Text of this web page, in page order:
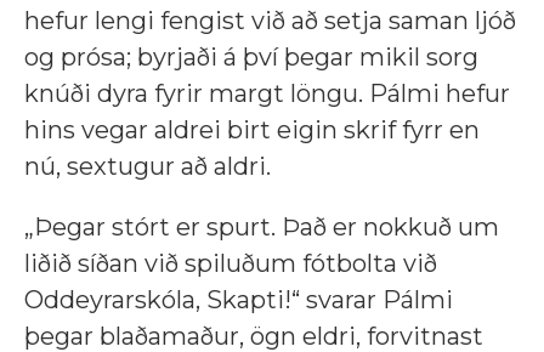
hefur lengi fengist við að setja saman ljóð
og prósa; byrjaði á því þegar mikil sorg
knúði dyra fyrir margt löngu. Pálmi hefur
hins vegar aldrei birt eigin skrif fyrr en
nú, sextugur að aldri.
„Þegar stórt er spurt. Það er nokkuð um
liðið síðan við spiluðum fótbolta við
Oddeyrarskóla, Skapti!“ svarar Pálmi
þegar blaðamaður, ögn eldri, forvitnast